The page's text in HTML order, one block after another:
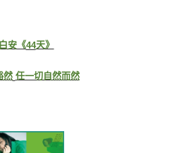
白安《44天》
然 任一切自然而然